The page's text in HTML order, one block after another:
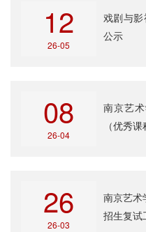
12
26-05
戏剧与影
公示
08
26-04
南京艺
（优秀
26
26-03
南京艺术
招生复试